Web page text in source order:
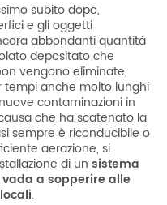
subito dopo,
e gli oggetti
abbondanti quantità
depositato che
vengono eliminate,
tempi anche molto lunghi
contaminazioni in
che ha scatenato la
sempre è riconducibile o
aerazione, si
di un sistema
a sopperire alle
.